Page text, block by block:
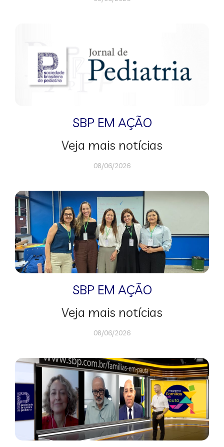
SBP EM AÇÃO
Veja mais notícias
08/06/2026
SBP EM AÇÃO
Veja mais notícias
08/06/2026